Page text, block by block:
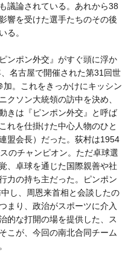
議論されている。あれから38
響を受けた選手たちのその後
る。
ンポン外交』がすぐ頭に浮か
名古屋で開催された第31回世
。これをきっかけにキッシン
クソン大統領の訪中を決め、
きは『ピンポン外交』と呼ば
れを仕掛けた中心人物のひと
盟会長）だった。荻村は1954
のチャンピオン。ただ卓球選
、卓球を通じた国際親善や社
力の持ち主だった。ピンポン
し、周恩来首相と会談したの
まり、政治がスポーツに介入
的な打開の場を提供した、ス
こが、今回の南北合同チーム